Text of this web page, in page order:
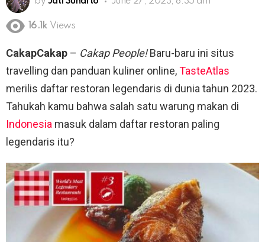
16.1k Views
CakapCakap – Cakap People!Baru-baru ini situs
travelling dan panduan kuliner online,TasteAtlas
merilis daftar restoran legendaris di dunia tahun 2023.
Tahukah kamu bahwa salah satu warung makan di
Indonesia masuk dalam daftar restoran paling
legendaris itu?